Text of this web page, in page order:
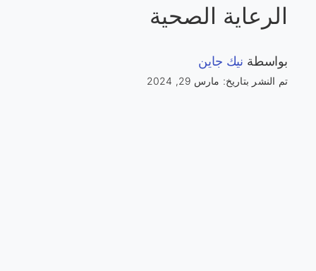
الرعاية الصحية
بواسطة نيك جاين
تم النشر بتاريخ: مارس 29, 2024